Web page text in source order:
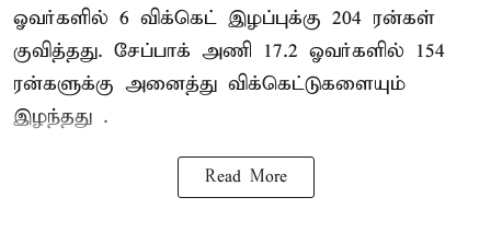
ஓவர்களில் 6 விக்கெட் இழப்புக்கு 204 ரன்கள்
குவித்தது. சேப்பாக் அணி 17.2 ஓவர்களில் 154
ரன்களுக்கு அனைத்து விக்கெட்டுகளையும்
இழந்தது .
Read More